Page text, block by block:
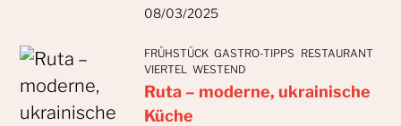
08/03/2025
FRÜHSTÜCK GASTRO-TIPPS RESTAURANT
VIERTEL
WESTEND
Ruta – moderne, ukrainische
Küche